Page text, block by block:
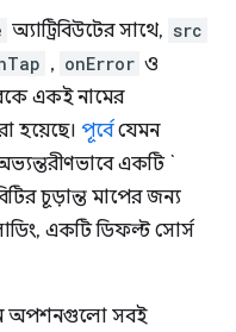
অ্যাট্রিবিউটের সাথে, src
, onError ও
একই নামের
হয়েছে। পূর্বেযেমন
একটি `
চূড়ান্ত মাপের জন্য
একটি ডিফল্ট সোর্স
অপশনগুলো সবই